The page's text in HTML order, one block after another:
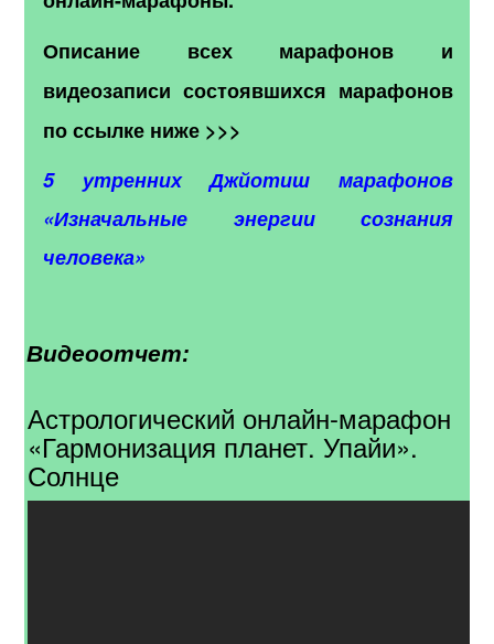
Описание всех марафонов и
видеозаписи состоявшихся марафонов
по ссылке ниже >>>
5 утренних Джйотиш марафонов
«Изначальные энергии сознания
человека»
Видеоотчет:
Астрологический онлайн-марафон
«Гармонизация планет. Упайи».
Солнце